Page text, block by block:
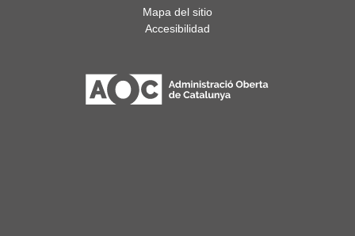
Mapa del sitio
Accesibilidad